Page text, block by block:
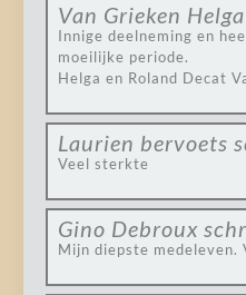
Van Grieken Helga
Innige deelneming en
moeilijke periode.
Helga en Roland Decat
Laurien bervoets
Veel sterkte
Gino Debroux
Mijn diepste medeleven.